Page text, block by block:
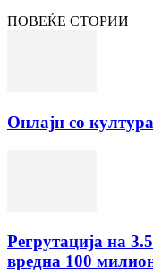
ПОВЕЌЕ СТОРИИ
Онлајн со
Регрутација на
вредна 100